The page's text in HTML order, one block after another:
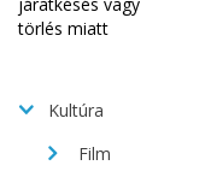
Kultúra
Film